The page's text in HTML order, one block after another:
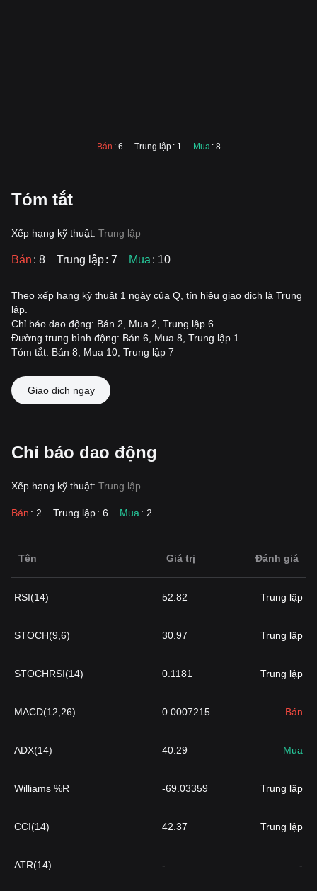
Bán : 6 Trung lập : 1 Mua : 8
Tóm tắt
Xếp hạng kỹ thuật: Trung lập
Bán : 8 Trung lập: 7 Mua : 10
Theo xếp hạng kỹ thuật 1 ngày của Q, tín hiệu giao dịch là Trung
lập.
Chỉ báo dao động: Bán 2, Mua 2, Trung lập 6
Đường trung bình động: Bán 6, Mua 8, Trung lập 1
Tóm tắt: Bán 8, Mua 10, Trung lập 7
Giao dịch ngay
Chỉ báo dao động
Xếp hạng kỹ thuật: Trung lập
Bán : 2 Trung lập: 6 Mua : 2
Tên Giá trị Đánh giá
RSI(14) 52.82 Trung lập
STOCH(9,6) 30.97 Trung lập
STOCHRSI(14) 0.1181 Trung lập
MACD(12,26) 0.0007215 Bán
ADX(14) 40.29 Mua
Williams %R -69.03359 Trung lập
CCI(14) 42.37 Trung lập
ATR(14) - -